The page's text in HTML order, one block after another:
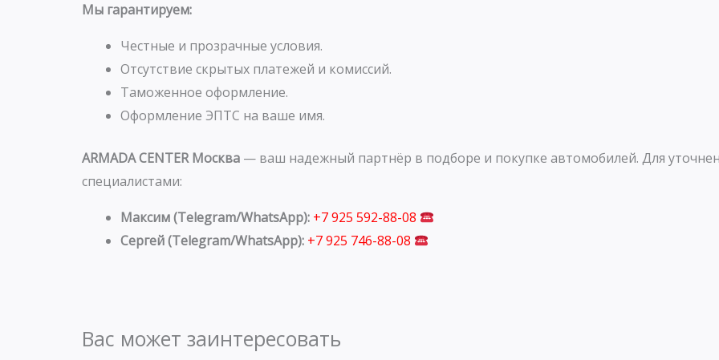
Мы гарантируем:
Честные и прозрачные условия.
Отсутствие скрытых платежей и комиссий.
Таможенное оформление.
Оформление ЭПТС на ваше имя.
ARMADA CENTER Москва — ваш надежный партнёр в подборе и покупке автомобилей. Для
специалистами:
Максим (Telegram/WhatsApp): +7 925 592-88-08
Сергей (Telegram/WhatsApp): +7 925 746-88-08
Вас может заинтересовать